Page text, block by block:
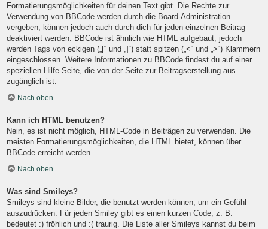
Formatierungsmöglichkeiten für deinen Text gibt. Die Rechte zur
Verwendung von BBCode werden durch die Board-Administration
vergeben, können jedoch auch durch dich für jeden einzelnen Beitrag
deaktiviert werden. BBCode ist ähnlich wie HTML aufgebaut, jedoch
werden Tags von eckigen („[“ und „]“) statt spitzen („<“ und „>“) Klammern
eingeschlossen. Weitere Informationen zu BBCode findest du auf einer
speziellen Hilfe-Seite, die von der Seite zur Beitragserstellung aus
zugänglich ist.
Nach oben
Kann ich HTML benutzen?
Nein, es ist nicht möglich, HTML-Code in Beiträgen zu verwenden. Die
meisten Formatierungsmöglichkeiten, die HTML bietet, können über
BBCode erreicht werden.
Nach oben
Was sind Smileys?
Smileys sind kleine Bilder, die benutzt werden können, um ein Gefühl
auszudrücken. Für jeden Smiley gibt es einen kurzen Code, z. B.
bedeutet :) fröhlich und :( traurig. Die Liste aller Smileys kannst du beim